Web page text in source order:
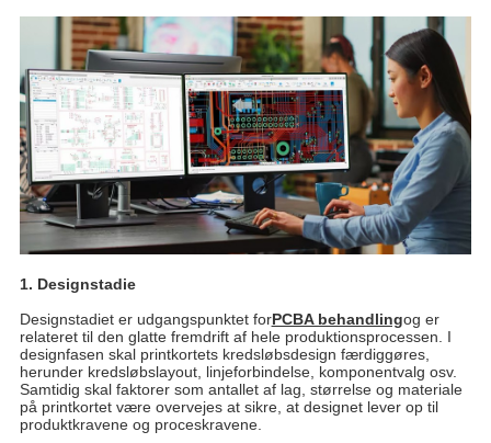
1. Designstadie
Designstadiet er udgangspunktet forPCBA behandlingog er
relateret til den glatte fremdrift af hele produktionsprocessen. I
designfasen skal printkortets kredsløbsdesign færdiggøres,
herunder kredsløbslayout, linjeforbindelse, komponentvalg osv.
Samtidig skal faktorer som antallet af lag, størrelse og materiale
på printkortet være overvejes at sikre, at designet lever op til
produktkravene og proceskravene.